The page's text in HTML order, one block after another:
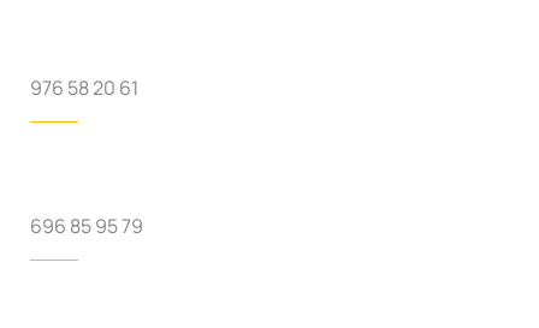
976 58 20 61
696 85 95 79